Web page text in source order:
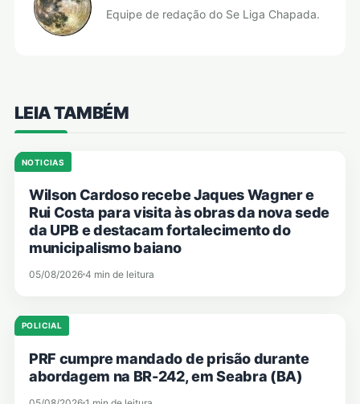
Equipe de redação do Se Liga Chapada.
LEIA TAMBÉM
NOTICIAS
Wilson Cardoso recebe Jaques Wagner e
Rui Costa para visita às obras da nova sede
da UPB e destacam fortalecimento do
municipalismo baiano
05/08/2026 4 min de leitura
POLICIAL
PRF cumpre mandado de prisão durante
abordagem na BR-242, em Seabra (BA)